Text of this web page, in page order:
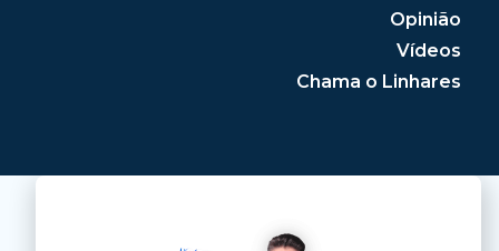
Opinião
Vídeos
Chama o Linhares